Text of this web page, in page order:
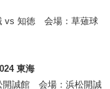
vs 知徳 会場：草薙球
東海
開誠館 会場：浜松開誠